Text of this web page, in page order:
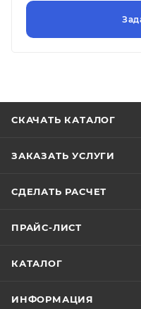
СКАЧАТЬ КАТАЛОГ
ЗАКАЗАТЬ УСЛУГИ
СДЕЛАТЬ РАСЧЕТ
ПРАЙС-ЛИСТ
КАТАЛОГ
ИНФОРМАЦИЯ